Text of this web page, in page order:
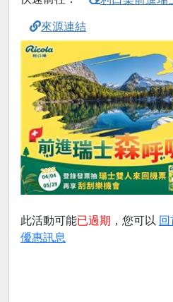
來源連結
此活動可能已過期 ，您可以
優惠訊息